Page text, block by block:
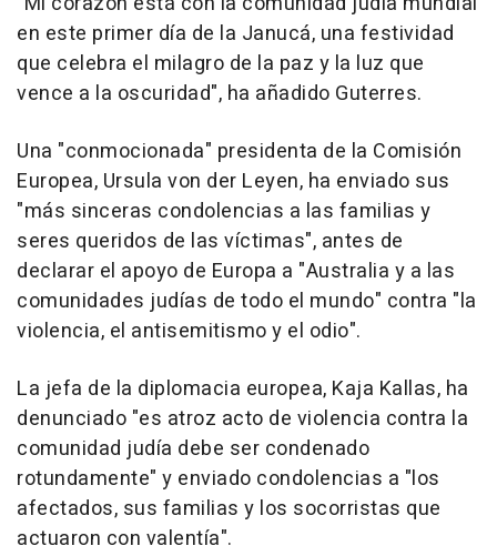
en este primer día de la Janucá, una festividad
que celebra el milagro de la paz y la luz que
vence a la oscuridad", ha añadido Guterres.
Una "conmocionada" presidenta de la Comisión
Europea, Ursula von der Leyen, ha enviado sus
"más sinceras condolencias a las familias y
seres queridos de las víctimas", antes de
declarar el apoyo de Europa a "Australia y a las
comunidades judías de todo el mundo" contra "la
violencia, el antisemitismo y el odio".
La jefa de la diplomacia europea, Kaja Kallas, ha
denunciado "es atroz acto de violencia contra la
comunidad judía debe ser condenado
rotundamente" y enviado condolencias a "los
afectados, sus familias y los socorristas que
actuaron con valentía".